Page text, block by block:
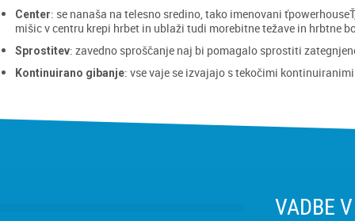
Center: se nanaša na telesno sredino, tako imenovani
mišic v centru krepi hrbet in ublaži tudi morebitne težave in hrbtne
Sprostitev: zavedno sproščanje naj bi pomagalo sprostiti
Kontinuirano gibanje: vse vaje se izvajajo s tekočimi
VADBE